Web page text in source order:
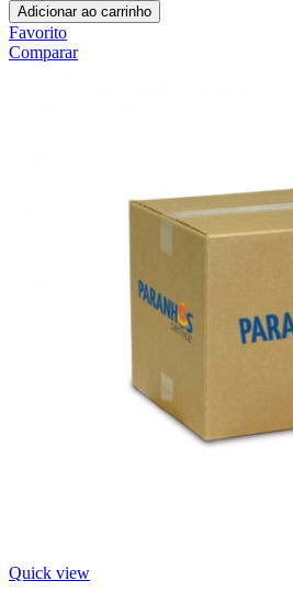
Adicionar ao carrinho
Favorito
Comparar
Quick view